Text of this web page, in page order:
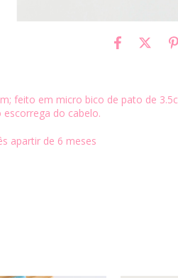
feito em micro bico de pato de
escorrega do cabelo.
apartir de 6 meses